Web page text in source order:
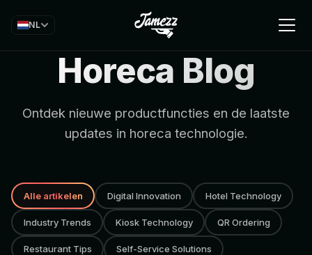
NL
Horeca Blog
Ontdek nieuwe productfuncties en de laatste
updates in horeca technologie.
Alle artikelen Digital Innovation Hotel Technology
Industry Trends Kiosk Technology QR Ordering
Restaurant Tips Self-Service Solutions